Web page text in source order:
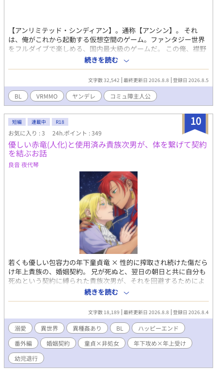
【アンリミテッド・シンディアン】。通称【アンシン】。 それ
は、俺がこれから起動する仮想空間のゲーム。ファンタジー世界
をフルダイブで楽しめる、国内最大級のゲームだ。 この俺、襟野
六（えりの りく）はエリクという名前で、錬金術師になるため
に、ゲームを始めることにした。降り立った大地で、新しい生活
を開始するんだと呑気に浮かれながら。最初の街で早速第二の人
生を始めよう・・・と思った矢先、殆ど事故のような状況で真っ
赤な髪のNPC・緋色と遭遇する。探るような目つきと共に、俺の
前に立ちふさがって問を発した。 「お前は、エリュクシルという
男を、知っているか？」 暗殺者のその男、緋色は誰かを探してい
た。そして俺は、ゲームを始めたばかりなのに、「エリュクシ
ル」という人物についての情報を持っていると疑われた。怯えた
俺は逃げ、追われ、けれどやがて捕まり。 ・・・俺が取った起死
回生の行動。それは、錬金術。ひょんなことから俺の錬金術を気
に入った男は、俺と同居することを決めるのであった。 しかし。
俺には秘密があった。絶対に誰にも言わないと誓っている、とあ
る秘密が。 「なんであの人、一周目の俺、エリュクシルを追って
いるんだろう」 ・・・ゲーム一周目の俺の名前こそが、何を隠そ
う、エリュクシル。世界最高の錬金術師にして、赤い髪の暗殺者
が探している張本人。 そう、記憶を無くした俺の、記憶を取り戻
すための二度目のゲームが始まる。 ※最強の暗殺者×記憶喪失の
錬金術師 ※全71話。執筆完了済み。完結保障です ※恋愛要素はゆ
っくりと始まってきます ※攻めが暗殺者である関係で、残酷な描
写もございます。仮想ゲームということでエフェクト処理をして
いるためそれほど派手ではありませんが、お気を付けください ※
主人公の過去にトラウマエピソードがございます。ネタバレのた
め詳細なことは伏せますが、必ず「何でも許せる方のみ」ご覧く
ださい。 ※タグは地雷確認のために置いております。
続きを読む
文字数 32,542 最終更新日 2026.8.8 登録日 2026.8.5
BL VRMMO ヤンデレ コミュ障主人公
10
短編 連載中 R18
お気に入り : 3 24h.ポイント : 349
優しい赤竜(人化)と使用済み貴族次男が、体を繋げて契約
を結ぶお話
良音 夜代琴
若くも優しい包容力の年下童貞竜 × 性的に搾取され続けた傷だら
け年上貴族の、婚姻契約。 兄が死ぬと、翌日の朝日と共に自分も
死ぬという契約に縛られた貴族次男が、それを回避するためによ
り強力な契約（竜との婚姻契約）で上書きしようとしている部分
になります。 全年齢BLに入れられなかったサブCPのR18シーンで
す。 単体でも十分読めるよう、冒頭に状況の振り返りは入ってい
ます。 『残酷な描写』の痕跡がところどころにありますが 当作品
の時間軸中は、終始穏やかです。 本編が気になる方はこちらから
どうぞ。 『拾った子竜を可愛がったら、僕より年上の大男になっ
て物凄く口説いてくる』
https://www.alphapolis.co.jp/novel/547033129/87043170 以
下、作者の萌え語り＊＊＊ 今回は、若いながらも優しさと包容力
続きを読む
文字数 18,189 最終更新日 2026.8.8 登録日 2026.8.4
溺愛 異世界 異種姦あり BL
ハッピーエンド
番外編
婚姻契約 童貞×非処女
年下攻め×年上受け
幼児退行